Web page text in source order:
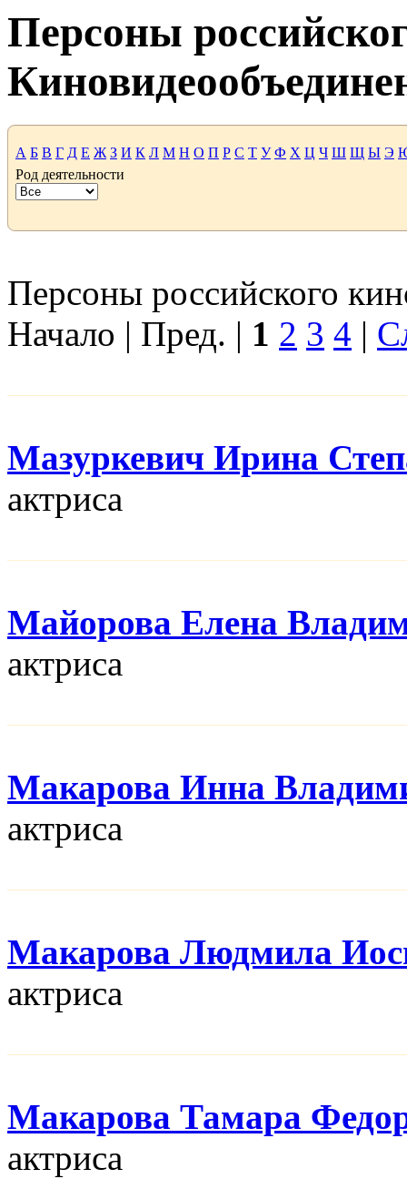
Персоны
А Б В Г Д Е Ж З И К Л М Н О П Р С Т У Ф Х Ц Ч Ш Щ Ы Э
Род деятельности
Персоны российского
Начало | Пред. | 1 2 3 4 |
Мазуркевич Ирина
актриса
Майорова Елена
актриса
Макарова Инна
актриса
Макарова Людмила
актриса
Макарова Тамара
актриса